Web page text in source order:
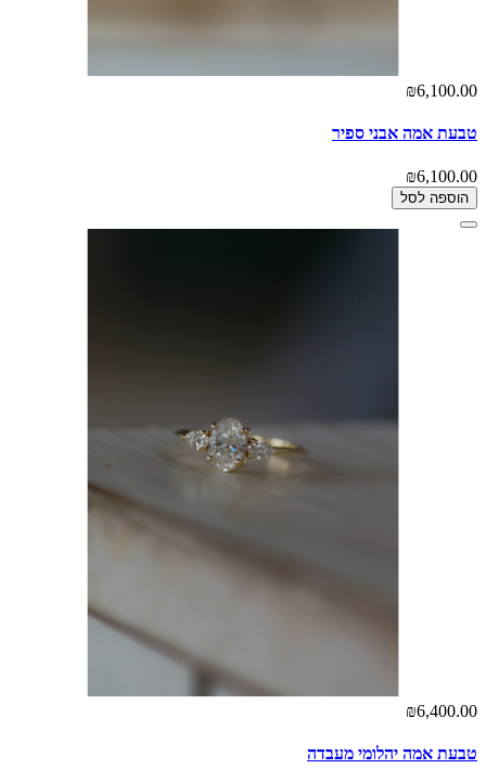
₪6,100.00
טבעת אמה אבני ספיר
₪6,100.00
הוספה לסל
₪6,400.00
טבעת אמה יהלומי מעבדה